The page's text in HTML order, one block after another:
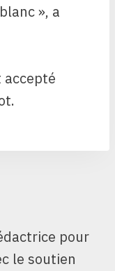
», a
accepté
pour
le soutien